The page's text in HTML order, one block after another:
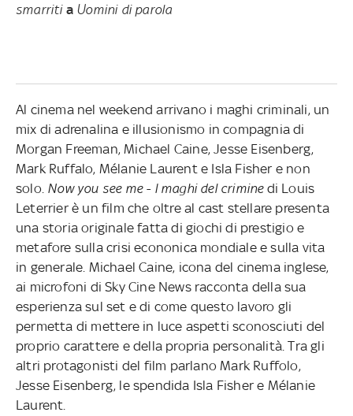
smarritia Uomini di parola
Al cinema nel weekend arrivano i maghi criminali, un
mix di adrenalina e illusionismo in compagnia di
Morgan Freeman, Michael Caine, Jesse Eisenberg,
Mark Ruffalo, Mélanie Laurent e Isla Fisher e non
solo. Now you see me - I maghi del criminedi Louis
Leterrier è un film che oltre al cast stellare presenta
una storia originale fatta di giochi di prestigio e
metafore sulla crisi econonica mondiale e sulla vita
in generale. Michael Caine, icona del cinema inglese,
ai microfoni di Sky Cine News racconta della sua
esperienza sul set e di come questo lavoro gli
permetta di mettere in luce aspetti sconosciuti del
proprio carattere e della propria personalità. Tra gli
altri protagonisti del film parlano Mark Ruffolo,
Jesse Eisenberg, le spendida Isla Fisher e Mélanie
Laurent.